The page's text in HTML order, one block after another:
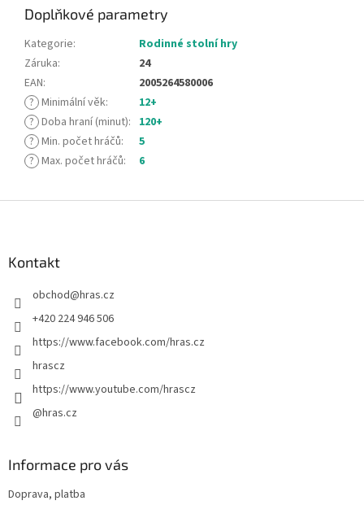
Doplňkové parametry
Kategorie:
Rodinné stolní hry
Záruka:
24
EAN:
2005264580006
? Minimální věk:
12+
? Doba hraní (minut): 120+
? Min. počet hráčů:
5
? Max. počet hráčů: 6
Kontakt
obchod@hras.cz
+420 224 946 506
https://www.facebook.com/hras.cz
hrascz
https://www.youtube.com/hrascz
@hras.cz
Informace pro vás
Doprava, platba